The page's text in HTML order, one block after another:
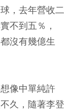
，去年營收二
不到五％，
沒有幾億生
像中單純許
久，隨著李登